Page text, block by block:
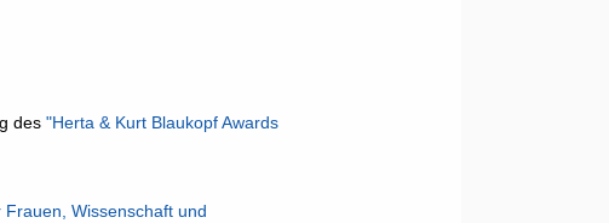
des "Herta & Kurt Blaukopf Awards
Frauen, Wissenschaft und